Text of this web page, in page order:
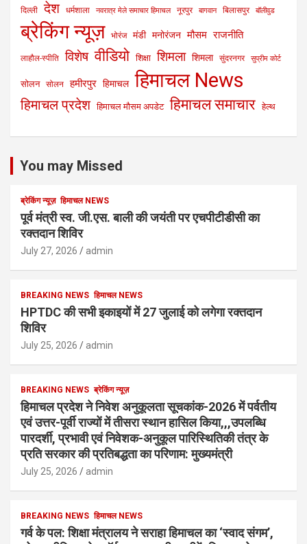
दिल्ली
देश धर्मशाला नवरात्र मेले समाचार हिमाचल नूरपुर बागवान बिलासपुर बॉलीवुड
ब्रेकिंग न्यूज़ भोरंज मंडी मनोरंजन मौसम राजनीति
लाहौल-स्पीति विशेष वीडियो शिक्षा शिमला शिमला सुंदरनगर सुप्रीम कोर्ट
सोलन सोलन हमीरपुर हिमाचल हिमाचल News
हिमाचल प्रदेश हिमाचल मौसम अपडेट हिमाचल समाचार हेल्थ
You may Missed
ब्रेकिंग न्यूज़ हिमाचल NEWS
पूर्व मंत्री स्व. जी.एस. बाली की जयंती पर एचपीटीडीसी का
रक्तदान शिविर
July 27, 2026 admin
BREAKING NEWS हिमाचल NEWS
HPTDC की सभी इकाइयों में 27 जुलाई को लगेगा रक्तदान
शिविर
July 25, 2026 admin
BREAKING NEWS ब्रेकिंग न्यूज़
हिमाचल प्रदेश ने निवेश अनुकूलता सूचकांक-2026 में पर्वतीय
एवं उत्तर-पूर्वी राज्यों में तीसरा स्थान हासिल किया,,,उपलब्धि
पारदर्शी, प्रभावी एवं निवेशक-अनुकूल पारिस्थितिकी तंत्र के
प्रति सरकार की प्रतिबद्धता का परिणाम: मुख्यमंत्री
July 25, 2026 admin
BREAKING NEWS हिमाचल NEWS
गर्व के पल: शिक्षा मंत्रालय ने सराहा हिमाचल का ‘स्वाद संगम’,